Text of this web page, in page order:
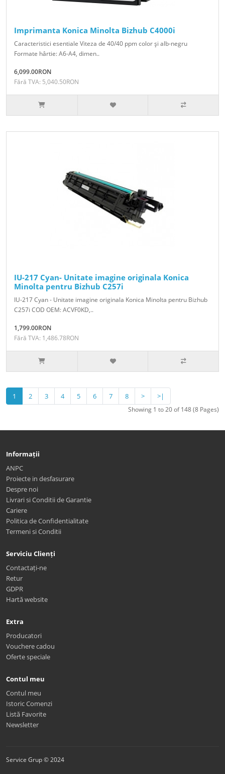
Imprimanta Konica Minolta Bizhub C4000i
Caracteristici esentiale Viteza de 40/40 ppm color şi alb-negru
Formate hârtie: A6-A4, dimen..
6,099.00RON
Fără TVA: 5,040.50RON
IU-217 Cyan- Unitate imagine originala Konica
Minolta pentru Bizhub C257i
IU-217 Cyan - Unitate imagine originala Konica Minolta pentru Bizhub
C257i COD OEM: ACVF0KD,..
1,799.00RON
Fără TVA: 1,486.78RON
1 2 3 4 5 6 7 8 > >|
Showing 1 to 20 of 148 (8 Pages)
Informații
ANPC
Proiecte in desfasurare
Despre noi
Livrari si Conditii de Garantie
Cariere
Politica de Confidentialitate
Termeni si Conditii
Serviciu Clienți
Contactați-ne
Retur
GDPR
Hartă website
Extra
Producatori
Vouchere cadou
Oferte speciale
Contul meu
Contul meu
Istoric Comenzi
Listă Favorite
Newsletter
Service Grup © 2024